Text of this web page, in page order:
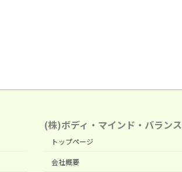
(株)ボディ・マインド・バランス
トップページ
会社概要